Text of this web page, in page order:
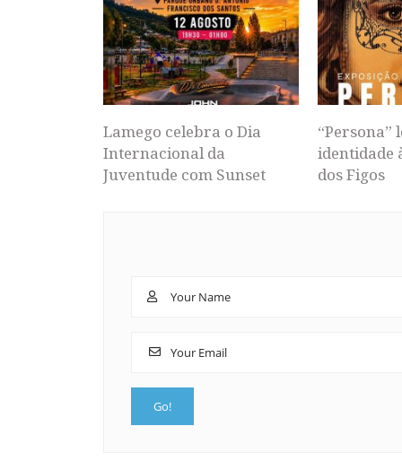
Lamego celebra o Dia
Internacional da
Juventude com Sunset
“Persona”
identidade
dos Figos